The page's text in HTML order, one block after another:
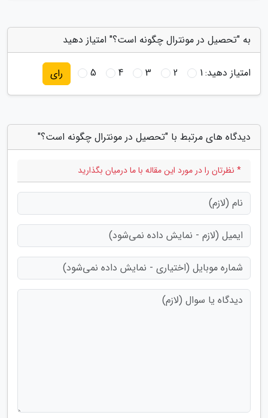
به "تحصیل در مونترال چگونه است؟" امتیاز دهید
امتیاز دهید:1
2
3
4
5 رای
دیدگاه های مرتبط با "تحصیل در مونترال چگونه است؟"
* نظرتان را در مورد این مقاله با ما درمیان بگذارید